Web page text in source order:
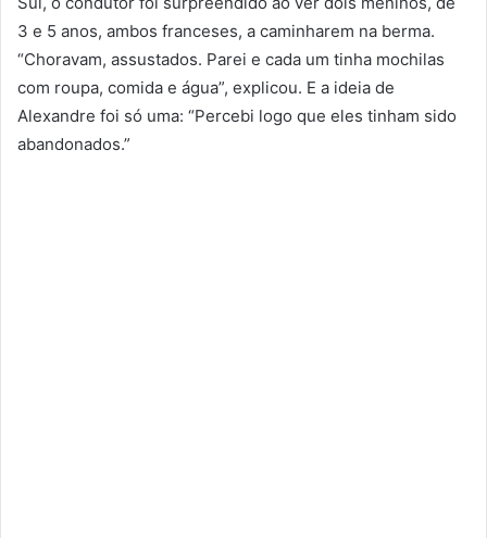
3 e 5 anos, ambos franceses, a caminharem na berma.
“Choravam, assustados. Parei e cada um tinha mochilas
com roupa, comida e água”, explicou. E a ideia de
Alexandre foi só uma: “Percebi logo que eles tinham sido
abandonados.”